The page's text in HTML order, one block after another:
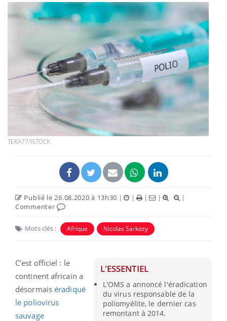
TEKA77/ISTOCK
Publié le 26.08.2020 à 13h30 | | | |
|
Commenter
Mots clés : Afrique Nicolas Sarkozy
L'ESSENTIEL
L'OMS a annoncé l'éradication
du virus responsable de la
poliomyélite, le dernier cas
remontant à 2014.
C’est officiel : le
continent africain a
désormais éradiqué
le poliovirus
sauvage